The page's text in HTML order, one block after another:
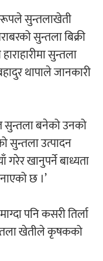
सुन्तलाखेती
सुन्तला बिक्री
सुन्तला
थापाले जानकारी
सुन्तला बनेको उनको
सुन्तला उत्पादन
गरेर खानुपर्ने बाध्यता
छ ।’
पनि कसरी तिर्ला
खेतीले कृषकको